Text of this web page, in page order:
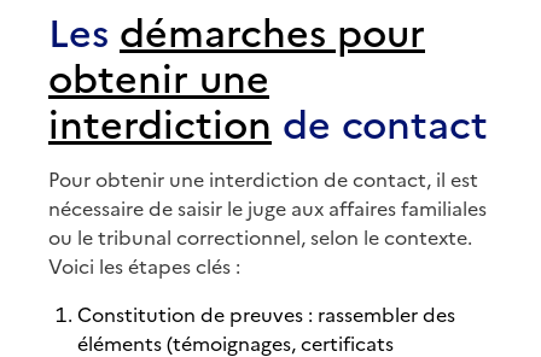
Les démarches pour
obtenir une
interdiction de contact
Pour obtenir une interdiction de contact, il est
nécessaire de saisir le juge aux affaires familiales
ou le tribunal correctionnel, selon le contexte.
Voici les étapes clés :
Constitution de preuves : rassembler des
éléments (témoignages, certificats